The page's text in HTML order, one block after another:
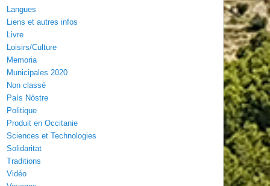
Langues
Liens et autres infos
Livre
Loisirs/Culture
Memoria
Municipales 2020
Non classé
País Nòstre
Politique
Produit en Occitanie
Sciences et Technologies
Solidaritat
Traditions
Vidéo